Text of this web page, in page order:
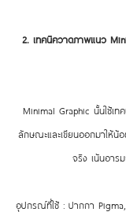
2. เทคนิควาดภาพแนว
Minimal Graphic นั้นใช้เท
ลักษณะและเขียนออกมาให้น้
จริง เน้นอาร
อุปกรณ์ที่ใช้ : ปากกา